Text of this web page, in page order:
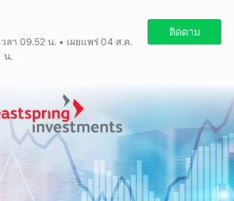
วลา 09.52 น. • เผยแพร่ 04 ส.ค.
น.
ติดตาม